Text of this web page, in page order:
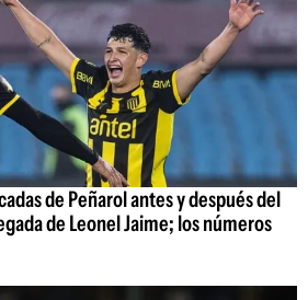
de Peñarol antes y después del
de Leonel Jaime; los números